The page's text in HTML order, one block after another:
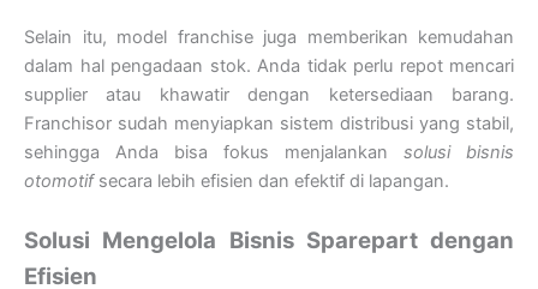
Selain itu, model franchise juga memberikan kemudahan
dalam hal pengadaan stok. Anda tidak perlu repot mencari
supplier atau khawatir dengan ketersediaan barang.
Franchisor sudah menyiapkan sistem distribusi yang stabil,
sehingga Anda bisa fokus menjalankan solusi bisnis
otomotifsecara lebih efisien dan efektif di lapangan.
Solusi Mengelola Bisnis Sparepart dengan
Efisien